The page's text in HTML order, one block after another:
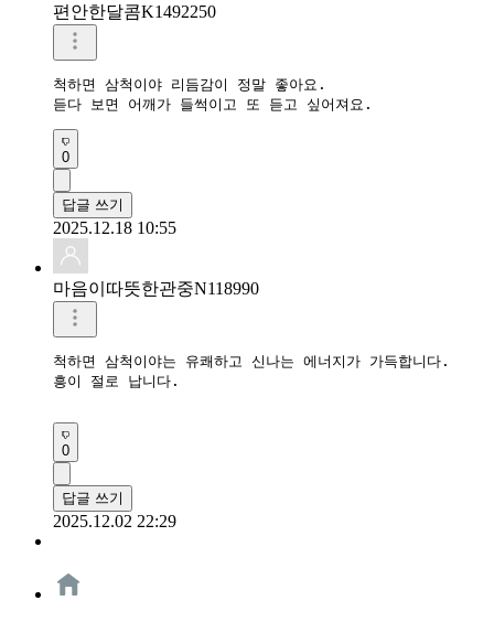
편안한달콤K1492250
척하면 삼척이야 리듬감이 정말 좋아요.
0
답글 쓰기
2025.12.18 10:55
마음이따뜻한관중N118990
척하면 삼척이야는 유쾌하고 신나는 에너지가 가득합니다.
흥이 절로 납니다.
0
답글 쓰기
2025.12.02 22:29